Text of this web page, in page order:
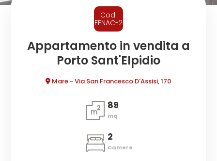
Cod.
FENAC-2
Appartamento in vendita a
Porto Sant'Elpidio
Mare - Via San Francesco D'Assisi, 170
89
mq
2
Camere
Comune